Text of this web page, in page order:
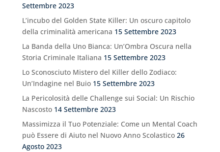
Settembre 2023
L’incubo del Golden State Killer: Un oscuro capitolo
della criminalità americana 15 Settembre 2023
La Banda della Uno Bianca: Un’Ombra Oscura nella
Storia Criminale Italiana 15 Settembre 2023
Lo Sconosciuto Mistero del Killer dello Zodiaco:
Un’Indagine nel Buio 15 Settembre 2023
La Pericolosità delle Challenge sui Social: Un Rischio
Nascosto 14 Settembre 2023
Massimizza il Tuo Potenziale: Come un Mental Coach
può Essere di Aiuto nel Nuovo Anno Scolastico 26
Agosto 2023